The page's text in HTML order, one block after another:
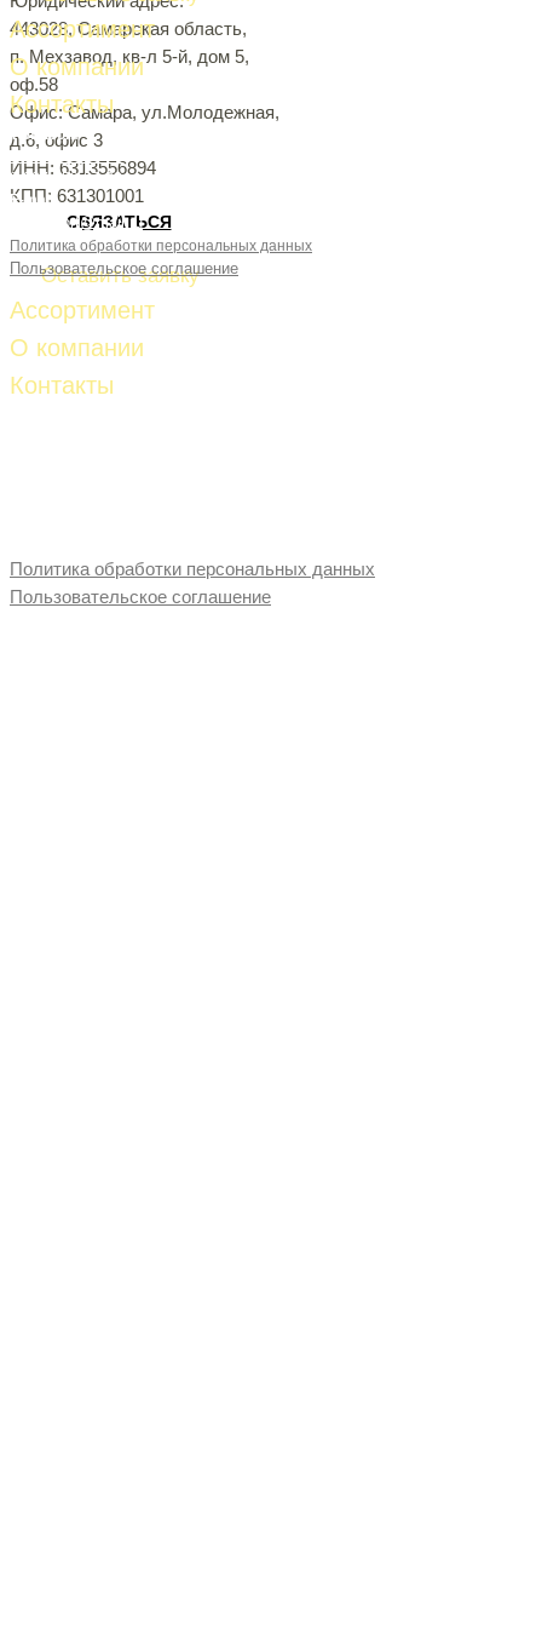
443028, Самарская область,
п. Мехзавод, кв-л 5-й, дом 5,
оф.58
Офис: Самара, ул.Молодежная,
д.6, офис 3
ИНН: 6313556894
КПП: 631301001
СВЯЗАТЬСЯ
Оставить заявку
Ассортимент
О компании
Контакты
Политика обработки персональных данных
Пользовательское соглашение
Ассортимент
О компании
Контакты
Телефон:
8-927-261-53-81
8-927-653-87-28
E-mail:
fud-import@mail.ru
Политика обработки персональных данных
Пользовательское соглашение